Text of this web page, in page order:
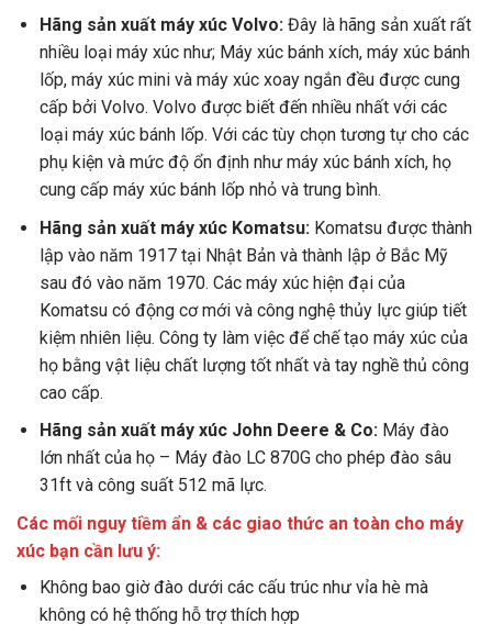
Hãng sản xuất máy xúc Volvo: Đây là hãng sản xuất rất
nhiều loại máy xúc như; Máy xúc bánh xích, máy xúc bánh
lốp, máy xúc mini và máy xúc xoay ngắn đều được cung
cấp bởi Volvo. Volvo được biết đến nhiều nhất với các
loại máy xúc bánh lốp. Với các tùy chọn tương tự cho các
phụ kiện và mức độ ổn định như máy xúc bánh xích, họ
cung cấp máy xúc bánh lốp nhỏ và trung bình.
Hãng sản xuất máy xúc Komatsu: Komatsu được thành
lập vào năm 1917 tại Nhật Bản và thành lập ở Bắc Mỹ
sau đó vào năm 1970. Các máy xúc hiện đại của
Komatsu có động cơ mới và công nghệ thủy lực giúp tiết
kiệm nhiên liệu. Công ty làm việc để chế tạo máy xúc của
họ bằng vật liệu chất lượng tốt nhất và tay nghề thủ công
cao cấp.
Hãng sản xuất máy xúc John Deere & Co: Máy đào
lớn nhất của họ – Máy đào LC 870G cho phép đào sâu
31ft và công suất 512 mã lực.
Các mối nguy tiềm ẩn & các giao thức an toàn cho máy
xúc bạn cần lưu ý:
Không bao giờ đào dưới các cấu trúc như vỉa hè mà
không có hệ thống hỗ trợ thích hợp